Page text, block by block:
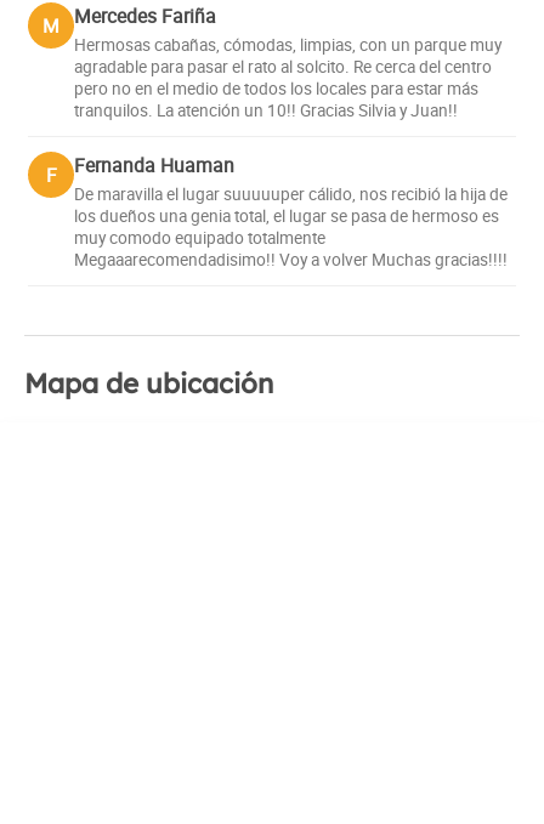
M Mercedes Fariña
Hermosas cabañas, cómodas, limpias, con un parque muy
agradable para pasar el rato al solcito. Re cerca del centro
pero no en el medio de todos los locales para estar más
tranquilos. La atención un 10!! Gracias Silvia y Juan!!
F Fernanda Huaman
De maravilla el lugar suuuuuper cálido, nos recibió la hija de
los dueños una genia total, el lugar se pasa de hermoso es
muy comodo equipado totalmente
Megaaarecomendadisimo!! Voy a volver Muchas gracias!!!!
Mapa de ubicación